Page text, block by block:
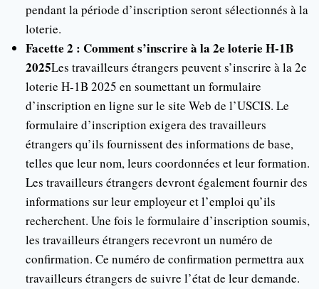
pendant la période d’inscription seront sélectionnés à la
loterie.
Facette 2 : Comment s’inscrire à la 2e loterie H-1B
2025Les travailleurs étrangers peuvent s’inscrire à la 2e
loterie H-1B 2025 en soumettant un formulaire
d’inscription en ligne sur le site Web de l’USCIS. Le
formulaire d’inscription exigera des travailleurs
étrangers qu’ils fournissent des informations de base,
telles que leur nom, leurs coordonnées et leur formation.
Les travailleurs étrangers devront également fournir des
informations sur leur employeur et l’emploi qu’ils
recherchent. Une fois le formulaire d’inscription soumis,
les travailleurs étrangers recevront un numéro de
confirmation. Ce numéro de confirmation permettra aux
travailleurs étrangers de suivre l’état de leur demande.